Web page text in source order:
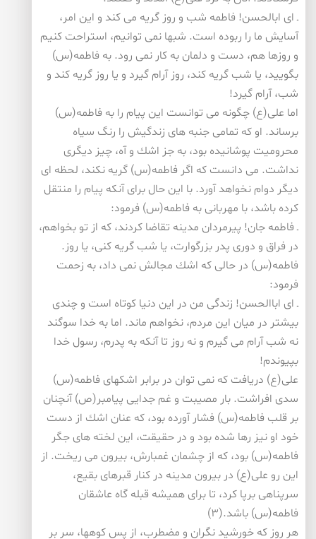
ـ ای ابالحسن! فاطمه شب و روز گریه می كند و این امر،
آسایش ما را ربوده است. شبها نمی توانیم، استراحت كنیم
و روزها هم، دست و دلمان به كار نمی رود. به فاطمه(س)
بگویید، یا شب گریه كند، روز آرام گیرد و یا روز گریه كند و
شب، آرام گیرد!
اما علی(ع) چگونه می توانست این پیام را به فاطمه(س)
برساند. او كه تمامی جنبه های زندگیش را رنگ سیاه
محرومیت پوشانیده بود، به جز اشك و آه، چیز دیگری
نداشت. می دانست كه اگر فاطمه(س) گریه نكند، لحظه ای
دیگر دوام نخواهد آورد. با این حال برای آنكه پیام را منتقل
كرده باشد، با مهربانی به فاطمه(س) فرمود:
ـ فاطمه جان! پیرمردان مدینه تقاضا كردند، كه از تو بخواهم،
در فراق و دوری پدر بزرگوارت، یا شب گریه كنی، یا روز.
فاطمه(س) در حالی كه اشك مجالش نمی داد، به زحمت
فرمود:
ـ ای اباالحسن! زندگی من در این دنیا كوتاه است و چندی
بیشتر در میان این مردم، نخواهم ماند. اما به خدا سوگند
نه شب آرام می گیرم و نه روز تا آنكه به پدرم، رسول خدا
بپیوندم!
علی(ع) دریافت كه نمی توان در برابر اشكهای فاطمه(س)
سدی افراشت. بار مصیبت و غم جدایی پیامبر(ص) آنچنان
بر قلب فاطمه(س) فشار آورده بود، كه عنان اشك از دست
خود او نیز رها شده بود و در حقیقت، این لخته های جگر
فاطمه(س) بود، كه از چشمان غمبارش، بیرون می ریخت. از
این رو علی(ع) در بیرون مدینه در كنار قبرهای بقیع،
سرپناهی برپا كرد، تا برای همیشه قبله گاه عاشقان
فاطمه(س) باشد.(۳)
هر روز كه خورشید نگران و مضطرب، از پس كوهها، سر بر